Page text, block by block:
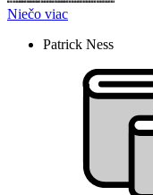
Niečo viac
Patrick Ness